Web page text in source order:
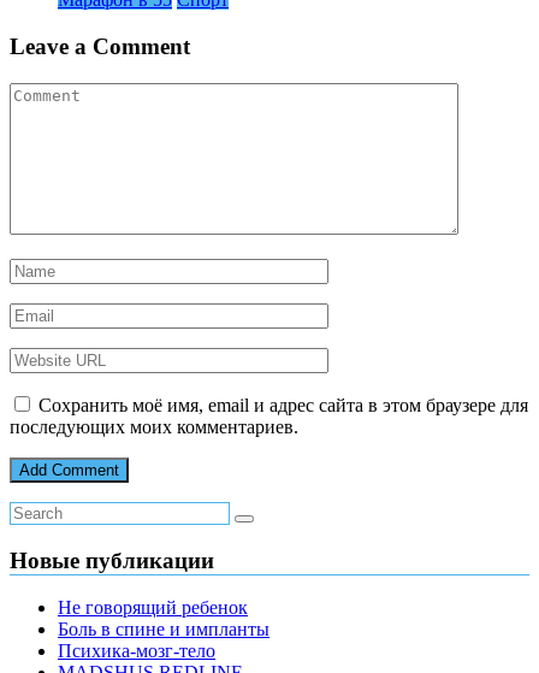
Leave a Comment
Сохранить моё имя, email и адрес сайта в этом браузере для
последующих моих комментариев.
Новые публикации
Не говорящий ребенок
Боль в спине и импланты
Психика-мозг-тело